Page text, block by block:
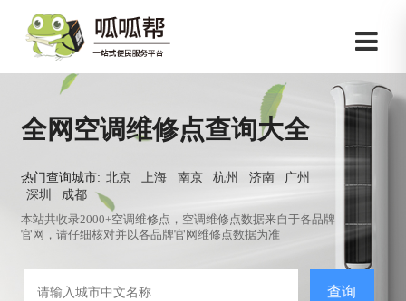
全网空调维修点查询大全
热门查询城市: 北京 上海 南京 杭州 济南
广州
深圳
成都
本站共收录2000+空调维修点，空调维修点数据来自于各品牌
官网，请仔细核对并以各品牌官网维修点数据为准
查询